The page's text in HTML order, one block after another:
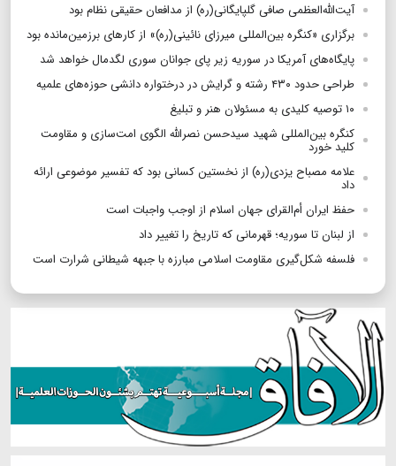
آیت‌الله‌العظمی صافی‌ گلپایگانی(ره) از مدافعان حقیقی نظام بود
برگزاری «کنگره بین‌المللی میرزای نائینی(ره)» از کارهای برزمین‌مانده بود
پایگاه‌های آمریکا در سوریه زیر پای جوانان سوری لگدمال خواهد شد
طراحی حدود ۴۳۰ رشته و گرایش در درختواره دانشی حوزه‌های علمیه
۱۰ توصیه کلیدی به مسئولان هنر و تبلیغ
کنگره بین‌المللی شهید سیدحسن نصرالله الگوی امت‌سازی و مقاومت
کلید خورد
علامه مصباح یزدی(ره) از نخستین کسانی بود که تفسیر موضوعی ارائه
داد
حفظ ایران أم‌القرای جهان اسلام از اوجب واجبات است
از لبنان تا سوریه؛ قهرمانی که تاریخ را تغییر داد
فلسفه شکل‌گیری مقاومت اسلامی مبارزه با جبهه شیطانی شرارت است